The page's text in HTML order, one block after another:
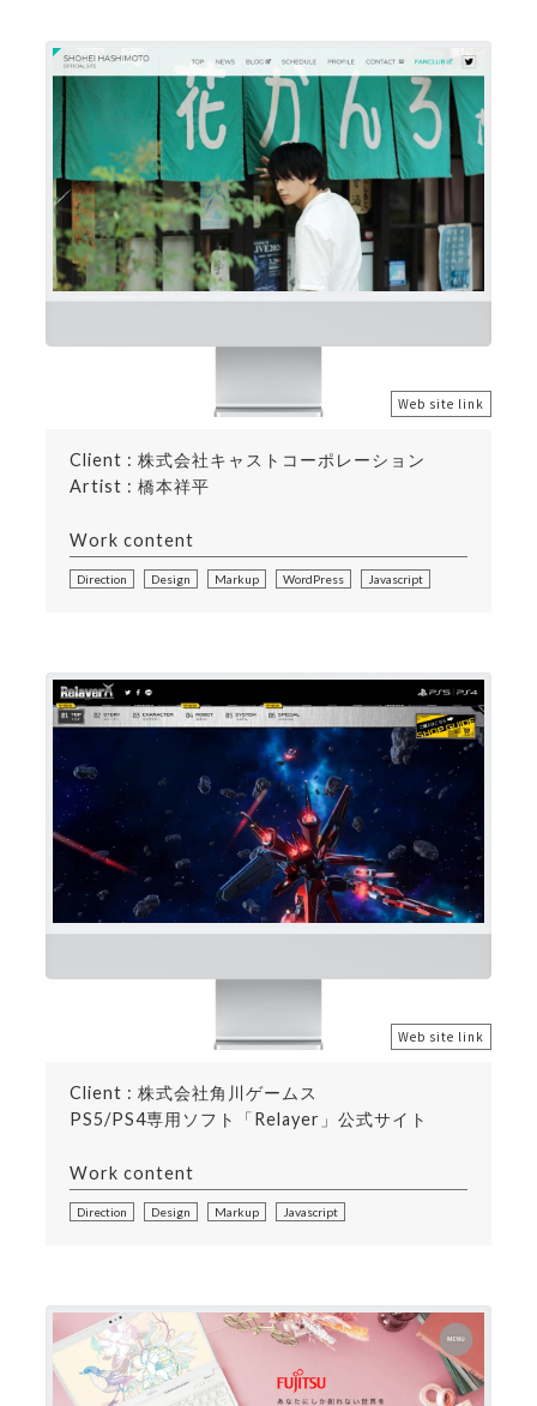
Web site link
Client : 株式会社キャストコーポレーション
Artist : 橋本祥平
Work content
Direction Design Markup WordPress Javascript
Web site link
Client : 株式会社角川ゲームス
PS5/PS4専用ソフト「Relayer」公式サイト
Work content
Direction Design Markup Javascript